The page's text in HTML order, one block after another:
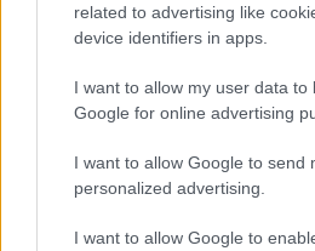
related to advertising like
device identifiers in apps.
I want to allow my user data to
Google for online advertising
I want to allow Google to send
personalized advertising.
I want to allow Google to
Beszéljenek inkább a képsorok.